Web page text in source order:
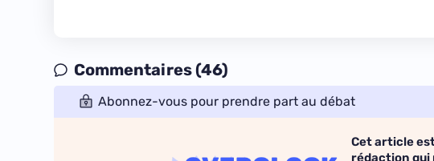
Commentaires (46)
Abonnez-vous pour prendre part au débat
Cet article
rédaction qui